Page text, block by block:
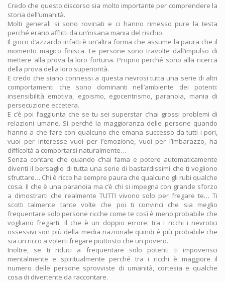
Credo che questo discorso sia molto importante per comprendere la
storia dell’umanità.
Molti generali si sono rovinati e ci hanno rimesso pure la testa
perché erano afflitti da un’insana mania del rischio.
Il gioco d’azzardo infatti è un’altra forma che assume la paura che il
momento magico finisca. Le persone sono travolte dall’impulso di
mettere alla prova la loro fortuna. Proprio perché sono alla ricerca
della prova della loro superiorità.
E credo che siano connessi a questa nevrosi tutta una serie di altri
comportamenti che sono dominanti nell’ambiente dei potenti:
insensibilità emotiva, egoismo, egocentrismo, paranoia, mania di
persecuzione eccetera.
E c’è poi l’aggiunta che se tu sei superstar c’hai grossi problemi di
relazioni umane. Sì perché la maggioranza delle persone quando
hanno a che fare con qualcuno che emana successo da tutti i pori,
vuoi per interesse vuoi per l’emozione, vuoi per l’imbarazzo, ha
difficoltà a comportarsi naturalmente…
Senza contare che quando c’hai fama e potere automaticamente
diventi il bersaglio di tutta una serie di bastardissimi che ti vogliono
sfruttare… Chi è ricco ha sempre paura che qualcuno gli rubi qualche
cosa. Il che è una paranoia ma c’è chi si impegna con grande sforzo
a dimostrarti che realmente TUTTI vivono solo per fregare te… Ti
scotti talmente tante volte che poi ti convinci che sia meglio
frequentare solo persone ricche come te così è meno probabile che
vogliano fregarti. Il che è un doppio errore: tra i ricchi i nevrotici
ossessivi son più della media nazionale quindi è più probabile che
sia un ricco a volerti fregare piuttosto che un povero.
Inoltre, se ti riduci a frequentare solo potenti ti impoverisci
mentalmente e spiritualmente perché tra i ricchi è maggiore il
numero delle persone sprovviste di umanità, cortesia e qualche
cosa di divertente da raccontare.